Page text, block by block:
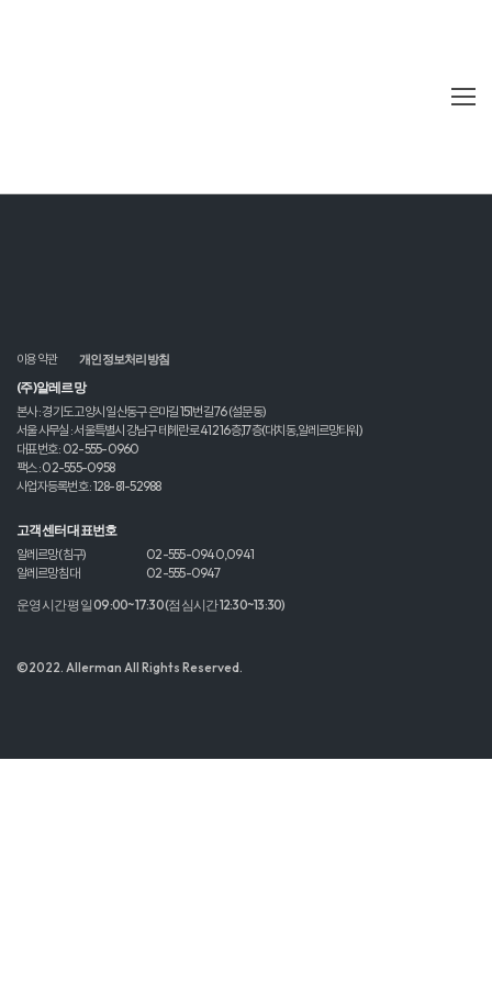
이용약관 개인정보처리방침
(주)알레르망
본사 : 경기도 고양시 일산동구 은마길 151번길 76 (설문동)
서울 사무실 : 서울특별시 강남구 테헤란로 412 16층,17층(대치동,알레르망타워)
대표번호 : 02-555-0960
팩스 : 02-555-0958
사업자등록번호 : 128-81-52988
고객센터 대표번호
알레르망 (침구)
02-555-0940,0941
알레르망 침대
02-555-0947
운영시간 평일 09:00~17:30 (점심시간 12:30~13:30)
©2022. Allerman All Rights Reserved.